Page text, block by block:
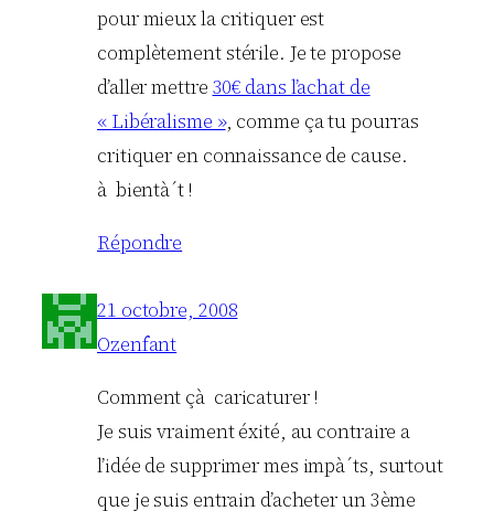
pour mieux la critiquer est
complètement stérile. Je te propose
d’aller mettre 30€ dans l’achat de
« Libéralisme », comme ça tu pourras
critiquer en connaissance de cause.
à bientà´t !
Répondre
21 octobre, 2008
Ozenfant
Comment çà caricaturer !
Je suis vraiment éxité, au contraire a
l’idée de supprimer mes impà´ts, surtout
que je suis entrain d’acheter un 3ème